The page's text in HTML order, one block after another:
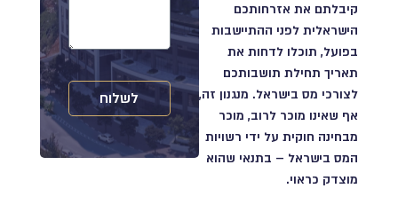
קיבלתם את אזרחותכם
הישראלית לפני ההתיישבות
בפועל, תוכלו לדחות את
תאריך תחילת תושבותכם
לצורכי מס בישראל. מנגנון זה,
אף שאינו מוכר לרוב, מוכר
מבחינה חוקית על ידי רשויות
המס בישראל – בתנאי שהוא
מוצדק כראוי.
לשלוח